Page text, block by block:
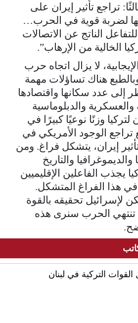
تراجع تأثير إيران على
لضربة قوية في الحرب…
الناتج عن الاتصالات
الخالية من الإرهاب”.
لا يزال اتجاه حرب
هناك تساؤلات مهمة
إلى عدد سكانها واقتصادها
والعسكرية والدبلوماسية
لتركيا وزنًا نوعيًا كبيرًا في
تراجع الوجود الأمريكي في
إيران، يتشكل فراغ. ومن
والتاريخ
يجذب الفاعلين الإقليميين
في هذا الفراغ المتشكل.
لإسرائيل تحقيقه بالقوة
تنتهي الحرب سنرى هذه
التركية في لبنان